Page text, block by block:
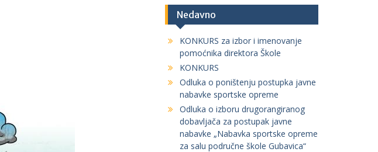
Nedavno
KONKURS za izbor i imenovanje
pomoćnika direktora Škole
KONKURS
Odluka o poništenju postupka javne
nabavke sportske opreme
Odluka o izboru drugorangiranog
dobavljača za postupak javne
nabavke „Nabavka sportske opreme
za salu područne škole Gubavica“